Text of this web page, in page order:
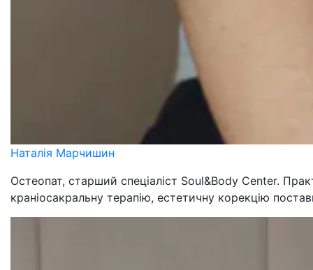
Наталія Марчишин
Остеопат, старший спеціаліст Soul&Body Center.
краніосакральну терапію, естетичну корекцію